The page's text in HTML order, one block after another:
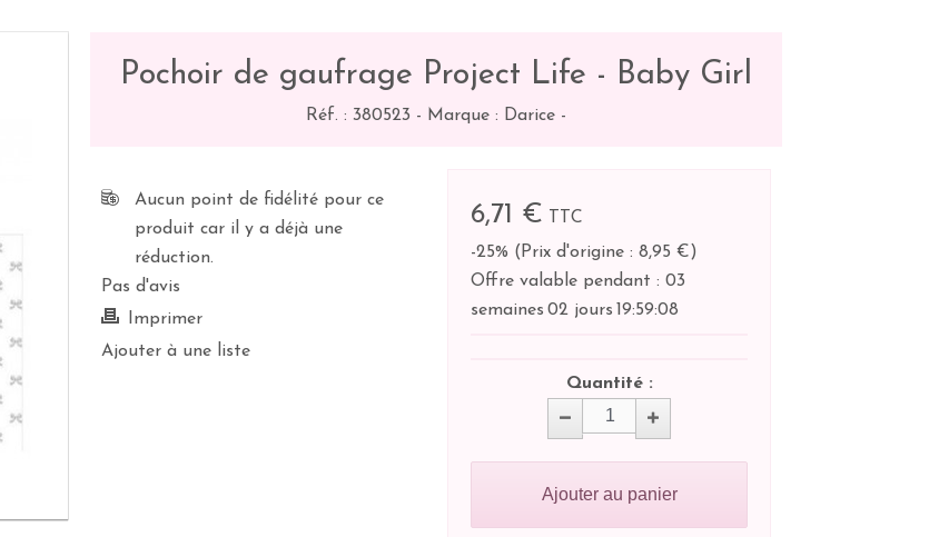
Pochoir de gaufrage Project Life - Baby Girl
Réf. : 380523 - Marque : Darice -
Aucun point de fidélité pour ce
produit car il y a déjà une
réduction.
Pas d'avis
Imprimer
Ajouter à une liste
6,71 €
TTC
-25% ( Prix d'origine : 8,95 €)
Offre valable pendant : 03
semaines 02 jours 19:59:07
Quantité :
Ajouter au panier